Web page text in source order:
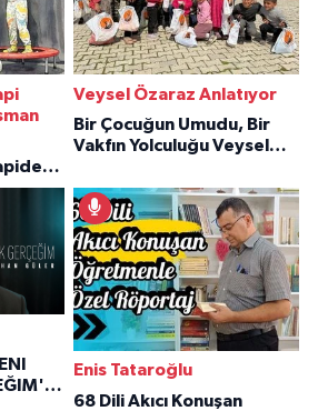
Veysel Özaraz Anlatıyor
Bir Çocuğun Umudu, Bir
Vakfın Yolculuğu Veysel
Enis Tataroğlu
68 Dili Akıcı Konuşan